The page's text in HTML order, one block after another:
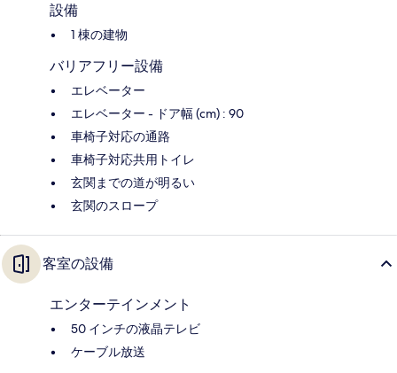
設備
1 棟の建物
バリアフリー設備
エレベーター
エレベーター - ドア幅 (cm) : 90
車椅子対応の通路
車椅子対応共用トイレ
玄関までの道が明るい
玄関のスロープ
客室の設備
エンターテインメント
50 インチの液晶テレビ
ケーブル放送